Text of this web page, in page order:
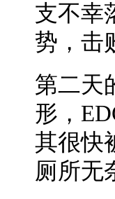
支不幸
势，击
第二天
形，
其很快
厕所无